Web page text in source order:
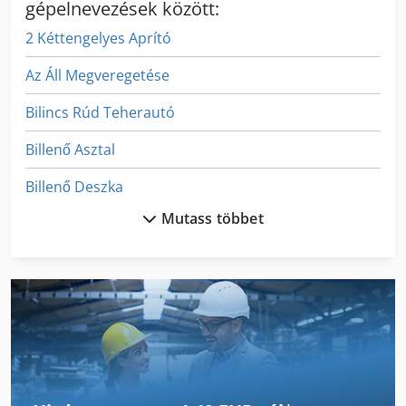
gépelnevezések között:
2 Kéttengelyes Aprító
Az Áll Megveregetése
Bilincs Rúd Teherautó
Billenő Asztal
Billenő Deszka
Billenő Dobozban
Biztonsági Sáv Teherautók
Ellenőrző És Selejtező
Ex Sajtóközpont
Mutass többet